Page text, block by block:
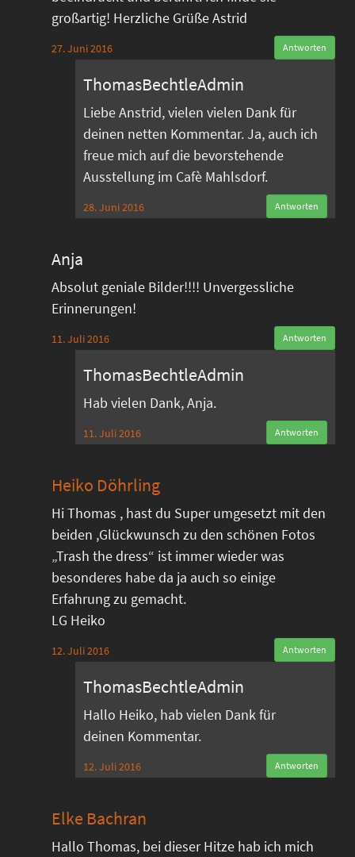
großartig! Herzliche Grüße Astrid
27. Juni 2016 Antworten
ThomasBechtleAdmin
Liebe Anstrid, vielen vielen Dank für
deinen netten Kommentar. Ja, auch ich
freue mich auf die bevorstehende
Ausstellung im Cafè Mahlsdorf.
28. Juni 2016 Antworten
Anja
Absolut geniale Bilder!!!! Unvergessliche
Erinnerungen!
11. Juli 2016 Antworten
ThomasBechtleAdmin
Hab vielen Dank, Anja.
11. Juli 2016 Antworten
Heiko Döhrling
Hi Thomas , hast du Super umgesetzt mit den
beiden ,Glückwunsch zu den schönen Fotos
„Trash the dress“ ist immer wieder was
besonderes habe da ja auch so einige
Erfahrung zu gemacht.
LG Heiko
12. Juli 2016 Antworten
ThomasBechtleAdmin
Hallo Heiko, hab vielen Dank für
deinen Kommentar.
12. Juli 2016 Antworten
Elke Bachran
Hallo Thomas, bei dieser Hitze hab ich mich